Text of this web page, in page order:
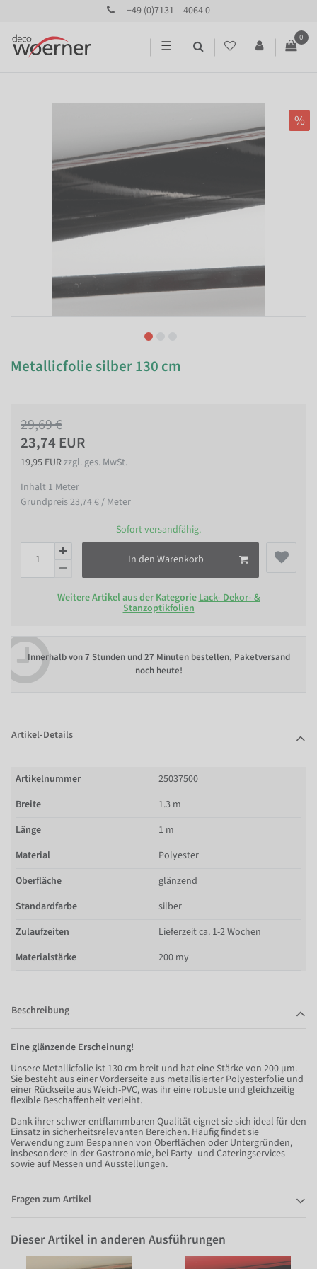
+49 (0)7131 – 4064 0
☰
0
%
Metallicfolie silber 130 cm
29,69 €
23,74 EUR
19,95 EURzzgl. ges. MwSt.
Inhalt 1 Meter
Grundpreis23,74 € / Meter
Sofort versandfähig.
In den Warenkorb
Weitere Artikel aus der Kategorie Lack- Dekor- &
Stanzoptikfolien
Innerhalb von7 Stunden und 27 Minuten bestellen, Paketversand
noch heute!
Artikel-Details
Artikelnummer
25037500
Breite
1.3 m
Länge
1 m
Material
Polyester
Oberfläche
glänzend
Standardfarbe
silber
Zulaufzeiten
Lieferzeit ca. 1-2 Wochen
Materialstärke
200 my
Beschreibung
Eine glänzende Erscheinung!
Unsere Metallicfolie ist 130 cm breit und hat eine Stärke von 200 µm.
Sie besteht aus einer Vorderseite aus metallisierter Polyesterfolie und
einer Rückseite aus Weich-PVC, was ihr eine robuste und gleichzeitig
flexible Beschaffenheit verleiht.
Dank ihrer schwer entflammbaren Qualität eignet sie sich ideal für den
Einsatz in sicherheitsrelevanten Bereichen. Häufig findet sie
Verwendung zum Bespannen von Oberflächen oder Untergründen,
insbesondere in der Gastronomie, bei Party- und Cateringservices
sowie auf Messen und Ausstellungen.
Fragen zum Artikel
Dieser Artikel in anderen Ausführungen